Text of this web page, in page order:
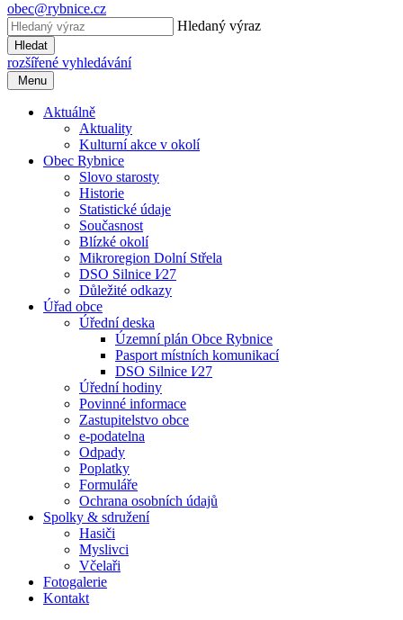
obec@rybnice.cz
Hledaný výraz
Hledat
rozšířené vyhledávání
Menu
Aktuálně
Aktuality
Kulturní akce v okolí
Obec Rybnice
Slovo starosty
Historie
Statistické údaje
Současnost
Blízké okolí
Mikroregion Dolní Střela
DSO Silnice I⁄27
Důležité odkazy
Úřad obce
Úřední deska
Územní plán Obce Rybnice
Pasport místních komunikací
DSO Silnice I⁄27
Úřední hodiny
Povinné informace
Zastupitelstvo obce
e-podatelna
Odpady
Poplatky
Formuláře
Ochrana osobních údajů
Spolky & sdružení
Hasiči
Myslivci
Včelaři
Fotogalerie
Kontakt